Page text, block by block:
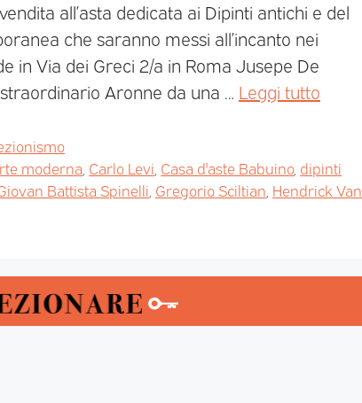
all’asta dedicata ai Dipinti antichi e del
che saranno messi all’incanto nei
in Via dei Greci 2/a in Roma Jusepe De
Aronne da una … Leggi tutto
moderna Carlo Levi Casa d'aste Babuino, dipinti
Battista Spinelli Gregorio Sciltian Hendrick Van